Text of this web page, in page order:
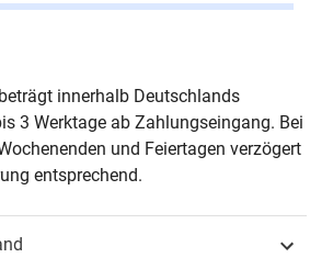
224
Hamburg 2016
innerhalb Deutschlands
3 Werktage ab Zahlungseingang. Bei
und Feiertagen verzögert
entsprechend.